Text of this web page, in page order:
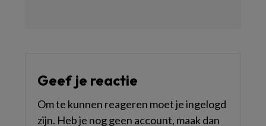
Geef je reactie
Om te kunnen reageren moet je ingelogd
zijn. Heb je nog geen account, maak dan